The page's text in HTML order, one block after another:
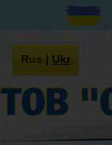
Rus | Ukr